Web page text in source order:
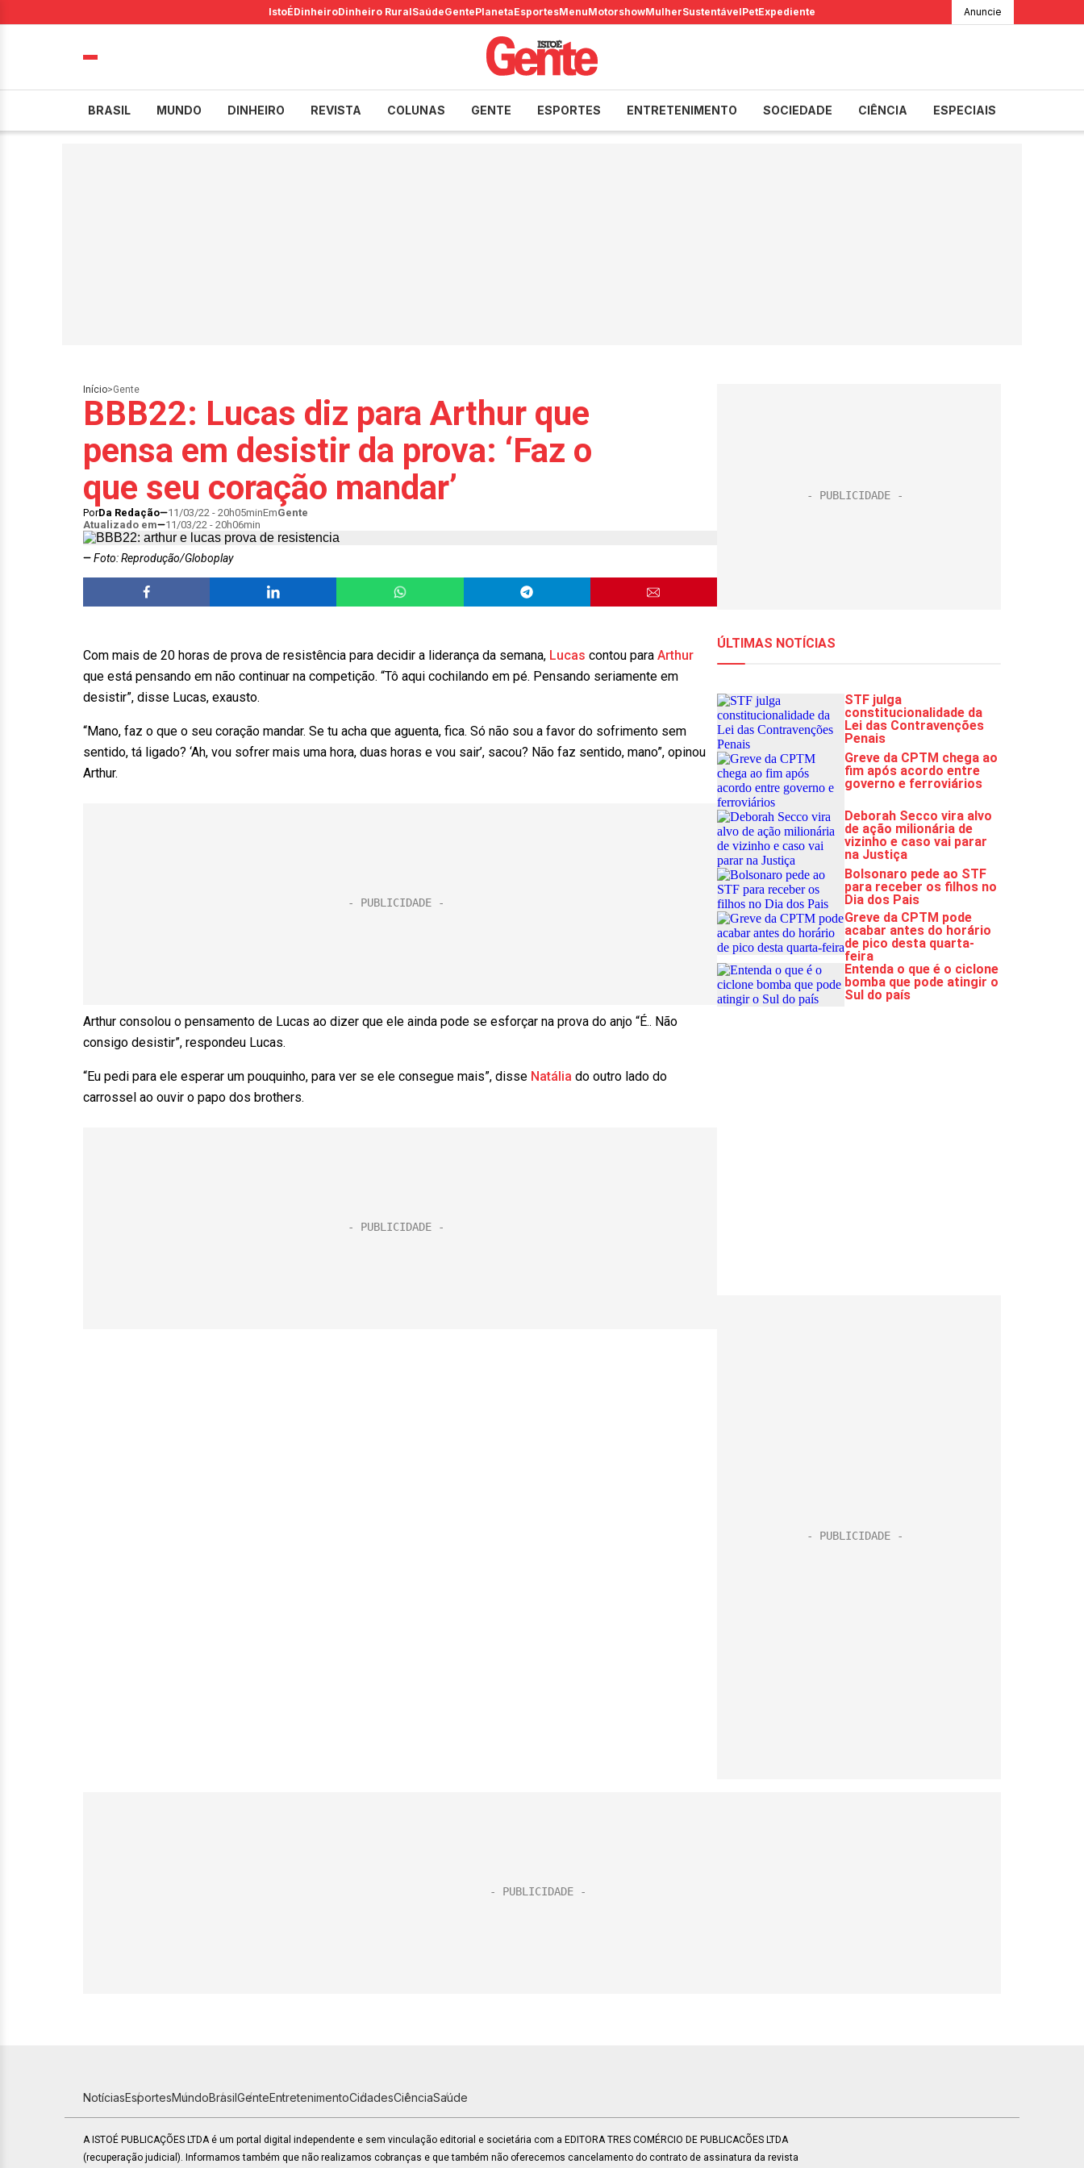
IstoÉDinheiroDinheiro RuralSaúdeGentePlanetaEsportesMenuMotorshowMulherSustentávelPetExpediente Anuncie
BRASIL MUNDO DINHEIRO REVISTA COLUNAS GENTE ESPORTES ENTRETENIMENTO SOCIEDADE CIÊNCIA ESPECIAIS
Início>Gente
BBB22: Lucas diz para Arthur que
pensa em desistir da prova: ‘Faz o
que seu coração mandar’
PorDa Redação 11/03/22 - 20h05minEmGente
Atualizado em
11/03/22 - 20h06min
Foto: Reprodução/Globoplay
Com mais de 20 horas de prova de resistência para decidir a liderança da semana, Lucas contou para Arthur
que está pensando em não continuar na competição. “Tô aqui cochilando em pé. Pensando seriamente em
desistir”, disse Lucas, exausto.
“Mano, faz o que o seu coração mandar. Se tu acha que aguenta, fica. Só não sou a favor do sofrimento sem
sentido, tá ligado? ‘Ah, vou sofrer mais uma hora, duas horas e vou sair’, sacou? Não faz sentido, mano”, opinou
Arthur.
Arthur consolou o pensamento de Lucas ao dizer que ele ainda pode se esforçar na prova do anjo “É.. Não
consigo desistir”, respondeu Lucas.
“Eu pedi para ele esperar um pouquinho, para ver se ele consegue mais”, disse Natália do outro lado do
carrossel ao ouvir o papo dos brothers.
NotíciasEsportesMundoBrasilGenteEntretenimentoCidadesCiênciaSaúde
A ISTOÉ PUBLICAÇÕES LTDA é um portal digital independente e sem vinculação editorial e societária com a EDITORA TRES COMÉRCIO DE PUBLICACÕES LTDA
(recuperação judicial). Informamos também que não realizamos cobranças e que também não oferecemos cancelamento do contrato de assinatura da revista